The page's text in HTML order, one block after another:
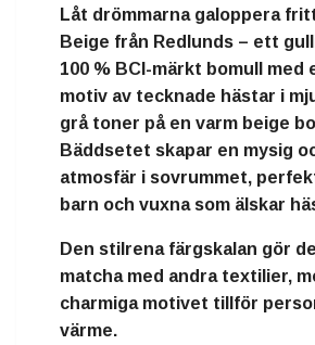
Låt drömmarna galoppera
Beige från Redlunds – ett
100 % BCI-märkt bomull
med
motiv av tecknade hästar i
grå toner på en varm beige
Bäddsetet skapar en mysig
atmosfär i sovrummet,
barn och vuxna som älskar
Den stilrena färgskalan gör
matcha med andra textilier,
charmiga motivet tillför
värme.